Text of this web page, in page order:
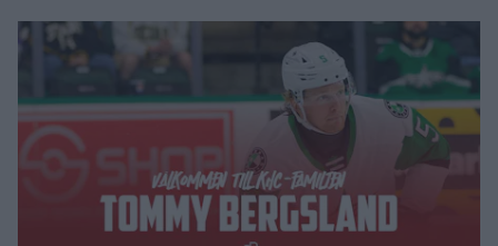
Välkommen, Tommy! Publicerad 2026-06-26